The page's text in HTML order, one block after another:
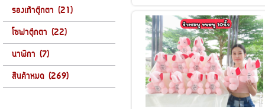
รองเท้าตุ๊กตา (21)
โซฟาตุ๊กตา (22)
นาฬิกา (7)
สินค้าหมด (269)